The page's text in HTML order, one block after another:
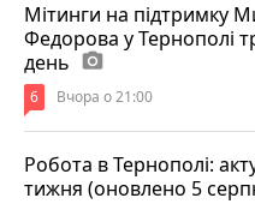
Мітинги на підтримку
Федорова у Тернополі
день photo_camera
6 Вчора о 21:00
Робота в Тернополі:
тижня (оновлено 5